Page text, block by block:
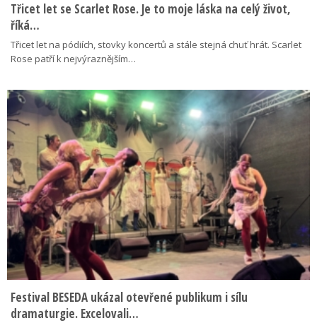
Třicet let se Scarlet Rose. Je to moje láska na celý život,
říká…
Třicet let na pódiích, stovky koncertů a stále stejná chuť hrát. Scarlet
Rose patří k nejvýraznějším…
Festival BESEDA ukázal otevřené publikum i sílu
dramaturgie. Excelovali…